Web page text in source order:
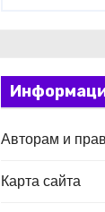
Авторам и
Карта сайта